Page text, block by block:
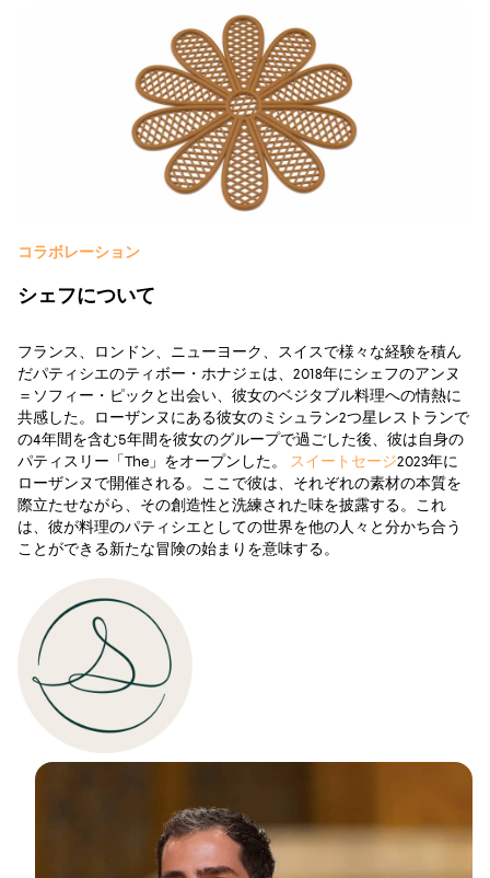
コラボレーション
シェフについて
フランス、ロンドン、ニューヨーク、スイスで様々な経験を積ん
だパティシエのティボー・ホナジェは、2018年にシェフのアンヌ
＝ソフィー・ピックと出会い、彼女のベジタブル料理への情熱に
共感した。ローザンヌにある彼女のミシュラン2つ星レストランで
の4年間を含む5年間を彼女のグループで過ごした後、彼は自身の
パティスリー「The」をオープンした。 スイートセージ2023年に
ローザンヌで開催される。ここで彼は、それぞれの素材の本質を
際立たせながら、その創造性と洗練された味を披露する。これ
は、彼が料理のパティシエとしての世界を他の人々と分かち合う
ことができる新たな冒険の始まりを意味する。